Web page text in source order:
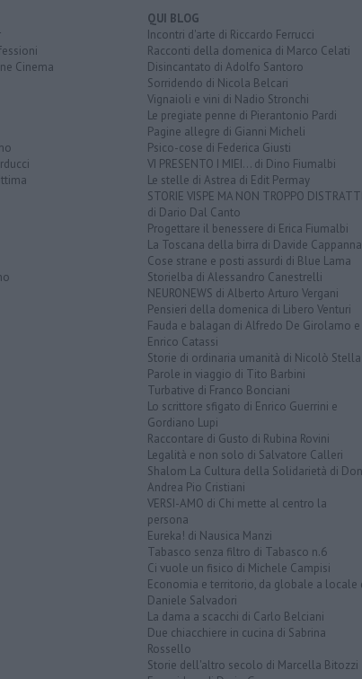
Cinema
QUI BLOG
Incontri d'arte di Riccardo Ferrucci
Racconti della domenica di Marco Celati
Disincantato di Adolfo Santoro
Sorridendo di Nicola Belcari
Vignaioli e vini di Nadio Stronchi
Le pregiate penne di Pierantonio Pardi
Pagine allegre di Gianni Micheli
Psico-cose di Federica Giusti
VI PRESENTO I MIEI... di Dino Fiumalbi
Le stelle di Astrea di Edit Permay
STORIE VISPE MA NON TROPPO
di Dario Dal Canto
Progettare il benessere di Erica Fiumalbi
La Toscana della birra di Davide
Cose strane e posti assurdi di Blue Lama
Storielba di Alessandro Canestrelli
NEURONEWS di Alberto Arturo Vergani
Pensieri della domenica di Libero Venturi
Fauda e balagan di Alfredo De Girolamo e
Enrico Catassi
Storie di ordinaria umanità di Nicolò Stella
Parole in viaggio di Tito Barbini
Turbative di Franco Bonciani
Lo scrittore sfigato di Enrico Guerrini e
Gordiano Lupi
Raccontare di Gusto di Rubina Rovini
Legalità e non solo di Salvatore Calleri
Shalom La Cultura della Solidarietà di Don
Andrea Pio Cristiani
VERSI-AMO di Chi mette al centro la
persona
Eureka! di Nausica Manzi
Tabasco senza filtro di Tabasco n.6
Ci vuole un fisico di Michele Campisi
Economia e territorio, da globale a locale
Daniele Salvadori
La dama a scacchi di Carlo Belciani
Due chiacchiere in cucina di Sabrina
Rossello
Storie dell'altro secolo di Marcella Bitozzi